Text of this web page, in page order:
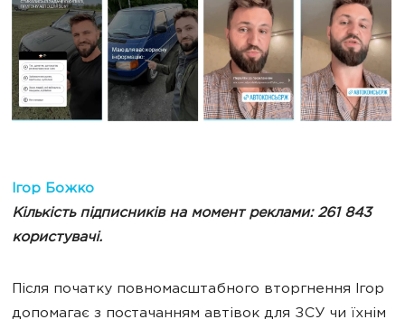
Ігор Божко
Кількість підписників на момент реклами: 261 843
користувачі.
Після початку повномасштабного вторгнення Ігор
допомагає з постачанням автівок для ЗСУ чи їхнім